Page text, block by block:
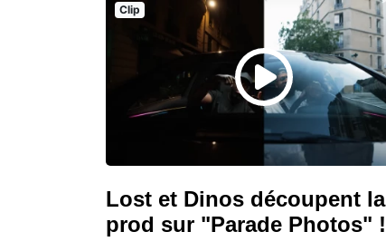
Clip
Lost et Dinos découpent la
prod sur "Parade Photos" !